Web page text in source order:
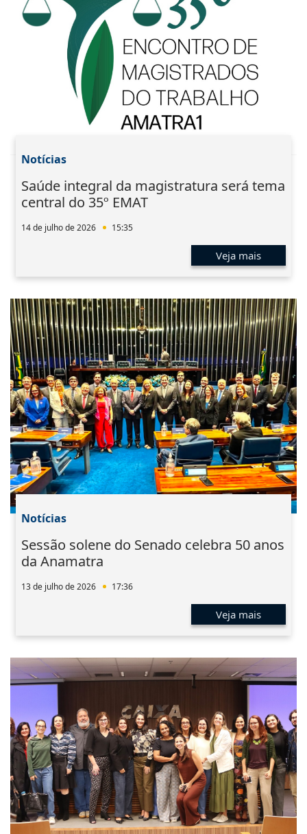
Notícias
Saúde integral da magistratura será tema
central do 35º EMAT
14 de julho de 2026 15:35
Veja mais
Notícias
Sessão solene do Senado celebra 50 anos
da Anamatra
13 de julho de 2026 17:36
Veja mais